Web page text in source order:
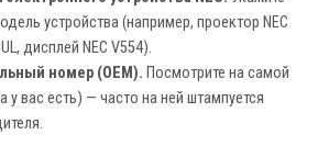
устройства (например, проектор NEC
дисплей NEC V554).
номер (OEM). Посмотрите на самой
у вас есть) — часто на ней штампуется